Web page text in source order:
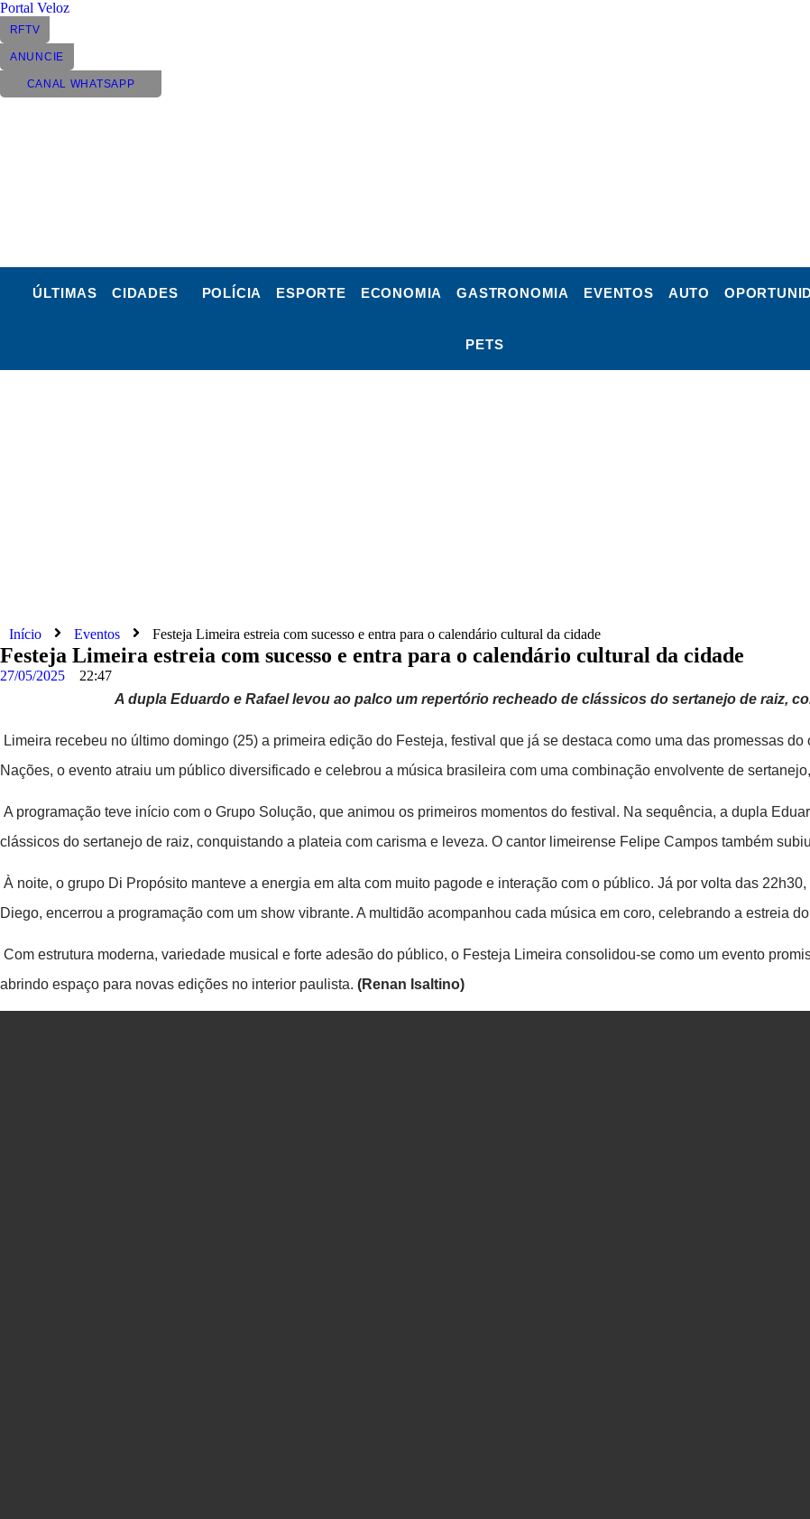
Portal Veloz
RFTV
ANUNCIE
CANAL WHATSAPP
ÚLTIMAS CIDADES POLÍCIA ESPORTE ECONOMIA GASTRONOMIA EVENTOS AUTO
PETS
Início Eventos Festeja Limeira estreia com sucesso e entra para o calendário cultural da cidade
Festeja Limeira estreia com sucesso e entra para o calendário cultural da cidade
27/05/2025
22:47
A dupla Eduardo e Rafael levou ao palco um repertório recheado de clássicos do sertanejo de raiz,
Limeira recebeu no último domingo (25) a primeira edição do Festeja, festival que já se destaca como uma das promessas
Nações, o evento atraiu um público diversificado e celebrou a música brasileira com uma combinação envolvente de
A programação teve início com o Grupo Solução, que animou os primeiros momentos do festival. Na sequência, a dupla
clássicos do sertanejo de raiz, conquistando a plateia com carisma e leveza. O cantor limeirense Felipe Campos também
À noite, o grupo Di Propósito manteve a energia em alta com muito pagode e interação com o público. Já por volta das
Diego, encerrou a programação com um show vibrante. A multidão acompanhou cada música em coro, celebrando a estreia
Com estrutura moderna, variedade musical e forte adesão do público, o Festeja Limeira consolidou-se como um evento
abrindo espaço para novas edições no interior paulista. (Renan Isaltino)